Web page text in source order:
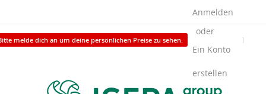
melde dich an um deine persönlichen Preise zu sehen.
Anmelden
Ein Konto
erstellen